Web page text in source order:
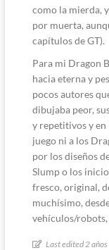
como la mierda,
por muerta,
capítulos de GT).
Para mi Dragon
hacia eterna y
pocos autores
dibujaba peor,
y repetitivos y en
juego ni a los
por los diseños
Slump o los
fresco, original,
muchísimo,
vehículos/
Last edited 2